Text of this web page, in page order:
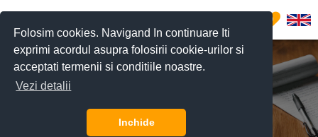
Folosim cookies. Navigand In continuare Iti
exprimi acordul asupra folosirii cookie-urilor si
acceptati termenii si conditiile noastre.
Vezi detalii
Inchide
0
Blog